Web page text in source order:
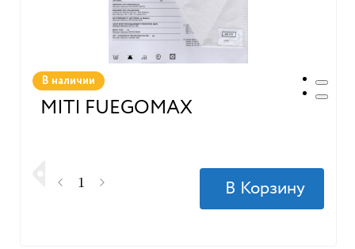
В наличии
MITI FUEGOMAX